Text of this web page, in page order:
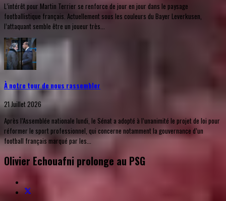
L’intérêt pour Martin Terrier se renforce de jour en jour dans le paysage
footballistique français. Actuellement sous les couleurs du Bayer Leverkusen,
l’attaquant semble être un joueur très...
À notre tour de nous rassembler
21 Juillet 2026
Après l’Assemblée nationale lundi, le Sénat a adopté à l’unanimité le projet de loi pour
réformer le sport professionnel, qui concerne notamment la gouvernance d’un
football français marqué par les...
Olivier Echouafni prolonge au PSG